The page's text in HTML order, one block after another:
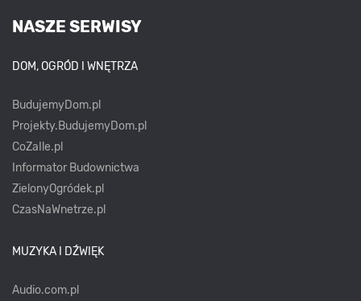
NASZE SERWISY
DOM, OGRÓD I WNĘTRZA
BudujemyDom.pl
Projekty.BudujemyDom.pl
CoZaIle.pl
Informator Budownictwa
ZielonyOgródek.pl
CzasNaWnetrze.pl
MUZYKA I DŹWIĘK
Audio.com.pl